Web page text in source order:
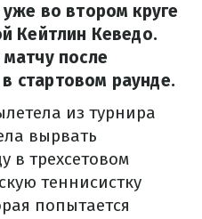
во втором круге
Кейтлин Кеведо.
после
стартовом раунде.
из турнира
вырвать
в трехсетовом
теннисистку
попытается